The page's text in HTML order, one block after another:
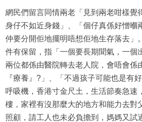
網民們留言同情兩老「見到兩老咁樣覺
身仔不如近身錢」、「個仔真係好憎嗰
仲要分開佢地擺明唔想佢地生存落去」
件有保留，指「一個要長期聞氣，一個
兩位都係由醫院轉去老人院，會唔會係
『療養』?」、「不過孩子可能也是有
呼吸機，香港寸金尺土，生活節奏急速
樓，家裡有沒那麼大的地方和能力去對
照顧，請工人也未必負擔到，媽媽又試